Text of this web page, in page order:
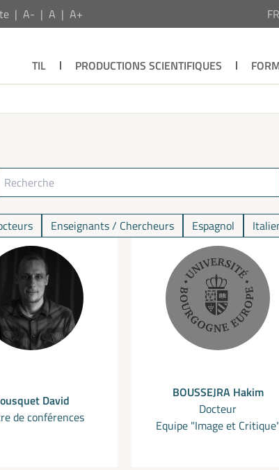
A- A A+ FR
TIL PRODUCTIONS SCIENTIFIQUES
Enseignants / Chercheurs Espagnol
David
de conférences
BOUSSEJRA Hakim
Docteur
Equipe "Image et Critique"